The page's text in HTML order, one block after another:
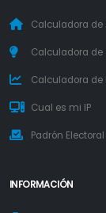
Calculadora de
Calculadora de
Calculadora de
Cual es mi IP
Padrón Electoral
INFORMACIÓN